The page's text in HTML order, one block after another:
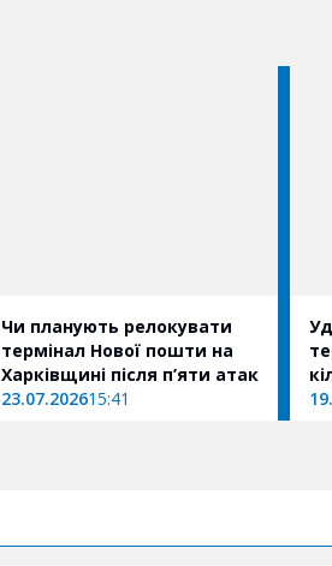
Чи планують релокувати
термінал Нової пошти на
Харківщині після п’яти атак
23.07.202615:41